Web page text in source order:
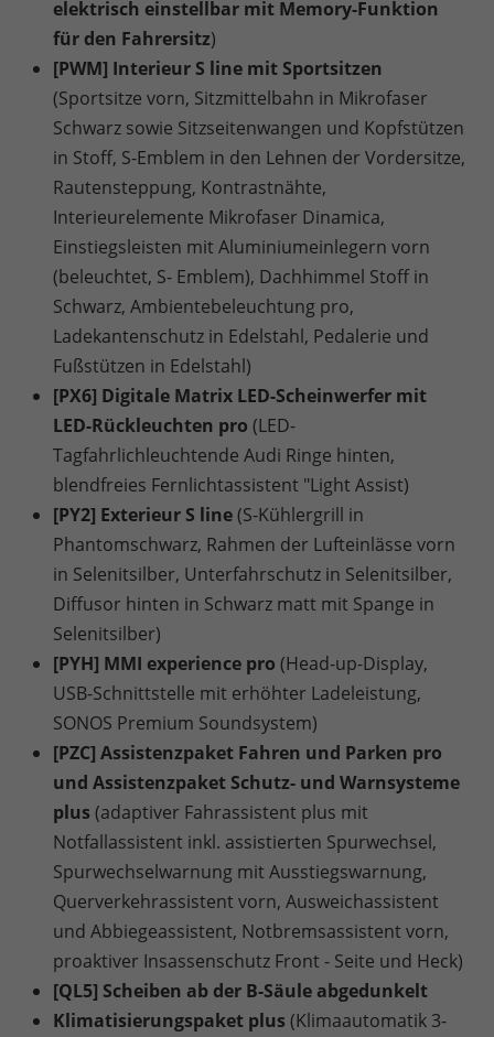
elektrisch einstellbar mit Memory-Funktion
für den Fahrersitz)
[PWM] Interieur S line mit Sportsitzen
(Sportsitze vorn, Sitzmittelbahn in Mikrofaser
Schwarz sowie Sitzseitenwangen und Kopfstützen
in Stoff, S-Emblem in den Lehnen der Vordersitze,
Rautensteppung, Kontrastnähte,
Interieurelemente Mikrofaser Dinamica,
Einstiegsleisten mit Aluminiumeinlegern vorn
(beleuchtet, S- Emblem), Dachhimmel Stoff in
Schwarz, Ambientebeleuchtung pro,
Ladekantenschutz in Edelstahl, Pedalerie und
Fußstützen in Edelstahl)
[PX6] Digitale Matrix LED-Scheinwerfer mit
LED-Rückleuchten pro (LED-
Tagfahrlichleuchtende Audi Ringe hinten,
blendfreies Fernlichtassistent "Light Assist)
[PY2] Exterieur S line(S-Kühlergrill in
Phantomschwarz, Rahmen der Lufteinlässe vorn
in Selenitsilber, Unterfahrschutz in Selenitsilber,
Diffusor hinten in Schwarz matt mit Spange in
Selenitsilber)
[PYH] MMI experience pro (Head-up-Display,
USB-Schnittstelle mit erhöhter Ladeleistung,
SONOS Premium Soundsystem)
[PZC] Assistenzpaket Fahren und Parken pro
und Assistenzpaket Schutz- und Warnsysteme
plus (adaptiver Fahrassistent plus mit
Notfallassistent inkl. assistierten Spurwechsel,
Spurwechselwarnung mit Ausstiegswarnung,
Querverkehrassistent vorn, Ausweichassistent
und Abbiegeassistent, Notbremsassistent vorn,
proaktiver Insassenschutz Front - Seite und Heck)
[QL5] Scheiben ab der B-Säule abgedunkelt
Klimatisierungspaket plus (Klimaautomatik 3-